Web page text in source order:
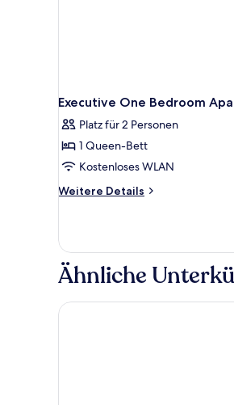
Executive One Bedroom
Platz für 2 Personen
1 Queen-Bett
Kostenloses WLAN
Weitere Details
Weitere
One
Bedroom
Apartment
Ähnliche
Mercure Canberra Belconnen